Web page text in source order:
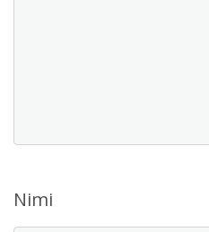
Nimi